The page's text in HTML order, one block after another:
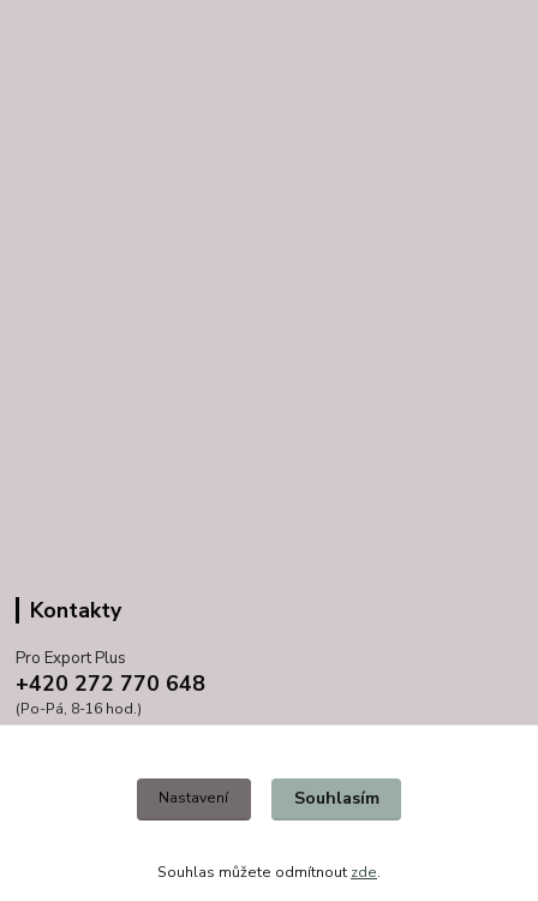
Kontakty
Pro Export Plus
+420 272 770 648
(Po-Pá, 8-16 hod.)
Nastavení Souhlasím
Souhlas můžete odmítnout zde.